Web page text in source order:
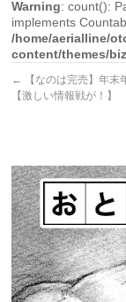
Warning: count():
implements
/home/aerialline/
content/themes/
←
【なのは完売】年末
【激しい情報戦が！】